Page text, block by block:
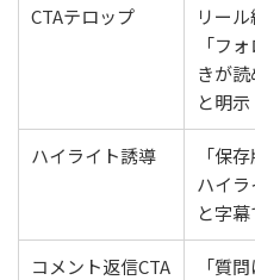
CTAテロップ
リー
「フ
きが読
と明示
ハイライト誘導
「保
ハイラ
と字
コメント返信CTA
「質